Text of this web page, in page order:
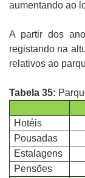
aumentando ao
A partir dos
registando na
relativos ao
Tabela 35:
Hotéis
Pousadas
Estalagens
Pensões